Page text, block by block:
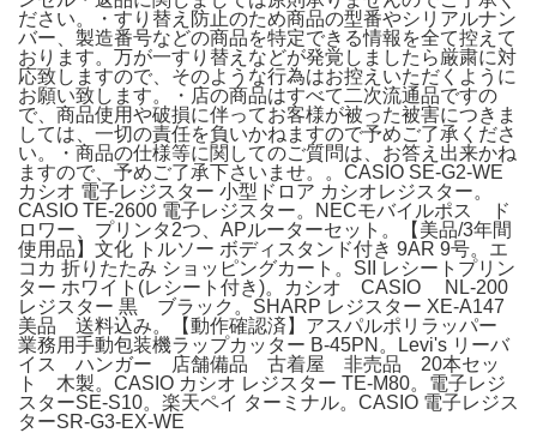
ださい。・すり替え防止のため商品の型番やシリアルナン
バー、製造番号などの商品を特定できる情報を全て控えて
おります。万が一すり替えなどが発覚しましたら厳粛に対
応致しますので、そのような行為はお控えいただくように
お願い致します。・店の商品はすべて二次流通品ですの
で、商品使用や破損に伴ってお客様が被った被害につきま
しては、一切の責任を負いかねますので予めご了承くださ
い。・商品の仕様等に関してのご質問は、お答え出来かね
ますので、予めご了承下さいませ。。CASIO SE-G2-WE
カシオ 電子レジスター 小型ドロア カシオレジスター。
CASIO TE-2600 電子レジスター。NECモバイルポス ド
ロワー、プリンタ2つ、APルーターセット。【美品/3年間
使用品】文化 トルソー ボディスタンド付き 9AR 9号。エ
コカ 折りたたみ ショッピングカート。SII レシートプリン
ター ホワイト(レシート付き)。カシオ CASIO NL-200
レジスター 黒 ブラック。SHARP レジスター XE-A147
美品 送料込み。【動作確認済】アスパルポリラッパー
業務用手動包装機ラップカッター B-45PN。Levi's リーバ
イス ハンガー 店舗備品 古着屋 非売品 20本セッ
ト 木製。CASIO カシオ レジスター TE-M80。電子レジ
スターSE-S10。楽天ペイ ターミナル。CASIO 電子レジス
ターSR-G3-EX-WE